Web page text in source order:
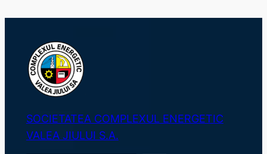
SOCIETATEA COMPLEXUL ENERGETIC
VALEA JIULUI S.A.